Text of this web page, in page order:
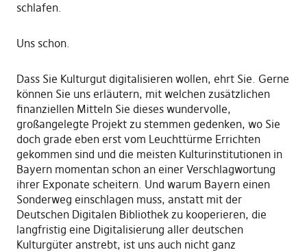
schlafen.
Uns schon.
Dass Sie Kulturgut digitalisieren wollen, ehrt Sie. Gerne
können Sie uns erläutern, mit welchen zusätzlichen
finanziellen Mitteln Sie dieses wundervolle,
großangelegte Projekt zu stemmen gedenken, wo Sie
doch grade eben erst vom Leuchttürme Errichten
gekommen sind und die meisten Kulturinstitutionen in
Bayern momentan schon an einer Verschlagwortung
ihrer Exponate scheitern. Und warum Bayern einen
Sonderweg einschlagen muss, anstatt mit der
Deutschen Digitalen Bibliothek zu kooperieren, die
langfristig eine Digitalisierung aller deutschen
Kulturgüter anstrebt, ist uns auch nicht ganz